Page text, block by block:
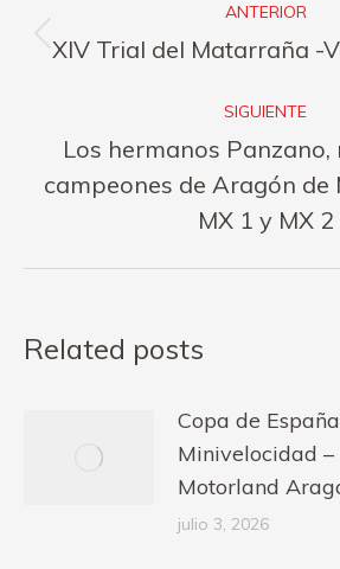
entre
ANTERIOR
XIV Trial del Matarraña -
SIGUIENTE
Los hermanos Panzano,
campeones de Aragón de
MX 1 y MX 2
Related posts
Copa de
Minivelocidad
Motorland
julio 3, 2026